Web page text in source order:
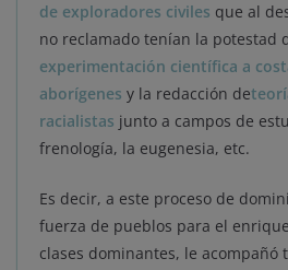
de exploradores civiles que al
no reclamado tenían la potestad
experimentación científica a
aborígenes y la redacción de
racialistas junto a campos de
frenología, la eugenesia, etc.
Es decir, a este proceso de
fuerza de pueblos para el
clases dominantes, le acompañó